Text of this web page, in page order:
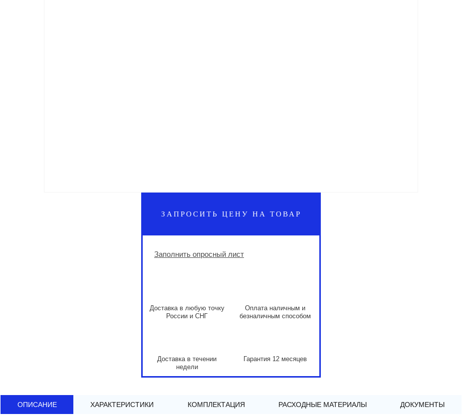
ЗАПРОСИТЬ ЦЕНУ НА ТОВАР
Заполнить опросный лист
Доставка в любую точку
России и СНГ
Оплата наличным и
безналичным способом
Доставка в течении
недели
Гарантия 12 месяцев
ОПИСАНИЕ ХАРАКТЕРИСТИКИ КОМПЛЕКТАЦИЯ РАСХОДНЫЕ МАТЕРИАЛЫ ДОКУМЕНТЫ